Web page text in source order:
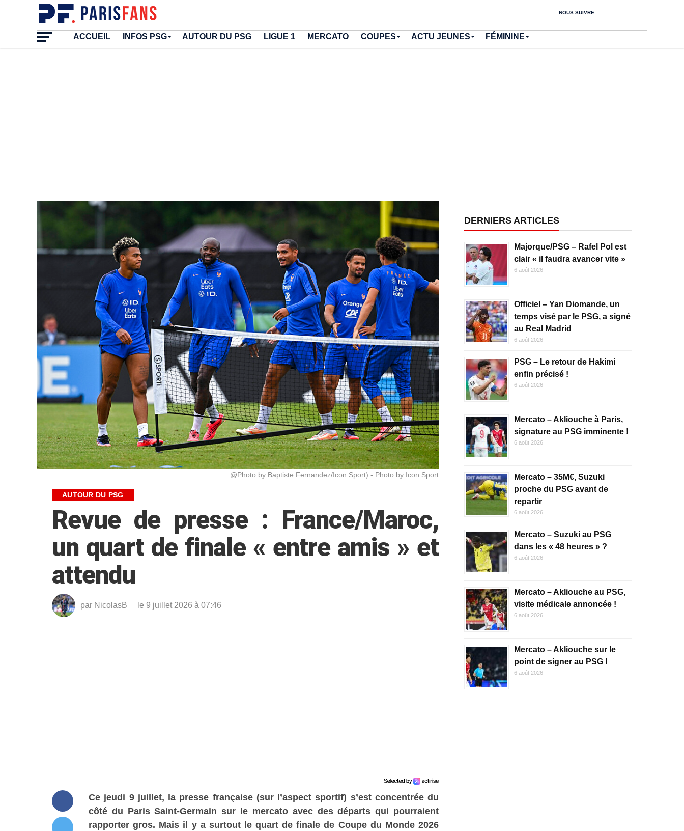
NOUS SUIVRE
ACCUEIL INFOS PSG AUTOUR DU PSG LIGUE 1 MERCATO COUPES ACTU JEUNES FÉMININE
@Photo by Baptiste Fernandez/Icon Sport) - Photo by Icon Sport
AUTOUR DU PSG
Revue de presse : France/Maroc,
un quart de finale « entre amis » et
attendu
par NicolasB le 9 juillet 2026 à 07:46
Ce jeudi 9 juillet, la presse française (sur l’aspect sportif) s’est concentrée du
côté du Paris Saint-Germain sur le mercato avec des départs qui pourraient
rapporter gros. Mais il y a surtout le quart de finale de Coupe du Monde 2026
DERNIERS ARTICLES
Majorque/PSG – Rafel Pol est
clair « il faudra avancer vite »
6 août 2026
Officiel – Yan Diomande, un
temps visé par le PSG, a signé
au Real Madrid
6 août 2026
PSG – Le retour de Hakimi
enfin précisé !
6 août 2026
Mercato – Akliouche à Paris,
signature au PSG imminente !
6 août 2026
Mercato – 35M€, Suzuki
proche du PSG avant de
repartir
6 août 2026
Mercato – Suzuki au PSG
dans les « 48 heures » ?
6 août 2026
Mercato – Akliouche au PSG,
visite médicale annoncée !
6 août 2026
Mercato – Akliouche sur le
point de signer au PSG !
6 août 2026